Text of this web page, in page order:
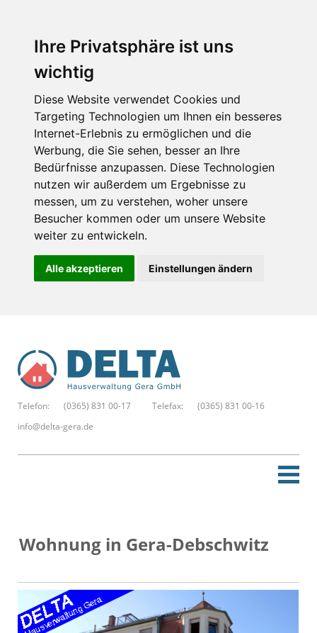
Ihre Privatsphäre ist uns
wichtig
Diese Website verwendet Cookies und
Targeting Technologien um Ihnen ein besseres
Internet-Erlebnis zu ermöglichen und die
Werbung, die Sie sehen, besser an Ihre
Bedürfnisse anzupassen. Diese Technologien
nutzen wir außerdem um Ergebnisse zu
messen, um zu verstehen, woher unsere
Besucher kommen oder um unsere Website
weiter zu entwickeln.
Alle akzeptieren Einstellungen ändern
Telefon: (0365) 831 00-17 Telefax:
(0365) 831 00-16
info@delta-gera.de
Neue Suche
Merkzettel
Kontakt
Wohnung in Gera-Debschwitz